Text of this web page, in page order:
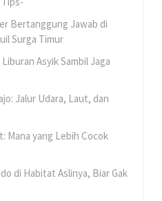
Bertanggung Jawab di
Surga Timur
Asyik Sambil Jaga
Jalur Udara, Laut, dan
Mana yang Lebih Cocok
di Habitat Aslinya, Biar Gak